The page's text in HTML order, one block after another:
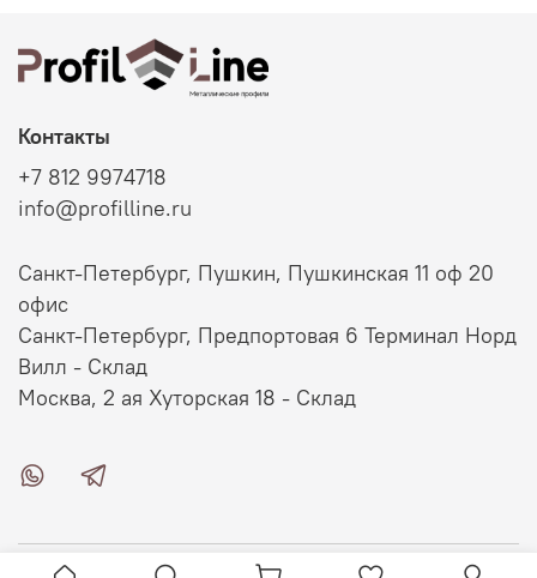
Контакты
+7 812 9974718
info@profilline.ru
Санкт-Петербург, Пушкин, Пушкинская 11 оф 20
офис
Санкт-Петербург, Предпортовая 6 Терминал Норд
Вилл - Склад
Москва, 2 ая Хуторская 18 - Склад